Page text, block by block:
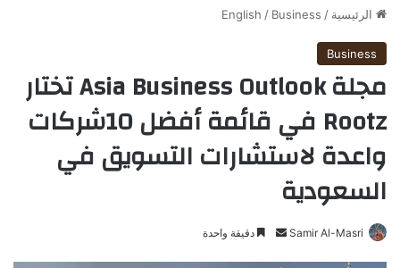
الرئيسية /
English / Business
Business
مجلة Asia Business Outlook تختار
Rootz في قائمة أفضل 10شركات
واعدة لاستشارات التسويق في
السعودية
Samir Al-Masri دقيقة واحدة